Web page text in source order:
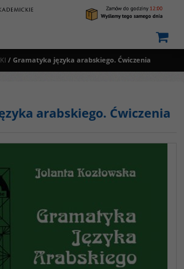
/ Gramatyka języka arabskiego. Ćwiczenia
arabskiego. Ćwiczenia